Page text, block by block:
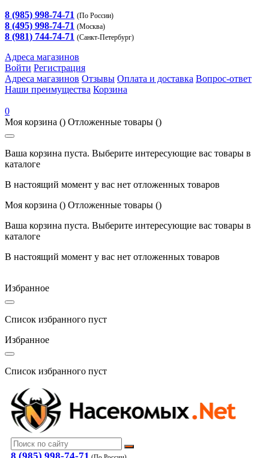
8 (985) 998-74-71 (По России)
8 (495) 998-74-71 (Москва)
8 (981) 744-74-71 (Санкт-Петербург)
Адреса магазинов
Войти Регистрация
Адреса магазинов Отзывы Оплата и доставка Вопрос-ответ
Наши преимущества Корзина
0
Моя корзина () Отложенные товары ()
Ваша корзина пуста. Выберите интересующие вас товары в
каталоге
В настоящий момент у вас нет отложенных товаров
Моя корзина () Отложенные товары ()
Ваша корзина пуста. Выберите интересующие вас товары в
каталоге
В настоящий момент у вас нет отложенных товаров
Избранное
Список избранного пуст
Избранное
Список избранного пуст